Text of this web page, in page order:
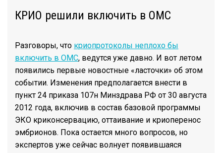
КРИО решили включить в ОМС
Разговоры, что криопротоколы неплохо бы
включить в ОМС, ведутся уже давно. И вот летом
появились первые новостные «ласточки» об этом
событии. Изменения предполагается внести в
пункт 24 приказа 107н Минздрава РФ от 30 августа
2012 года, включив в состав базовой программы
ЭКО криконсервацию, оттаивание и криоперенос
эмбрионов. Пока остается много вопросов, но
экспертов уже сейчас волнует появившаяся